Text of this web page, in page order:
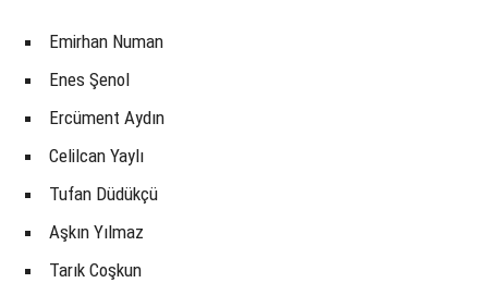
Emirhan Numan
Enes Şenol
Ercüment Aydın
Celilcan Yaylı
Tufan Düdükçü
Aşkın Yılmaz
Tarık Coşkun